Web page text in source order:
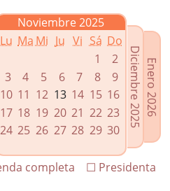
relacionados
gobierno
Noviembre 2025
Lu Ma Mi Ju Vi Sá Do
1
2
3
4 5 6 7 8
9
10 11 12 13 14 15 16
17 18 19 20 21 22 23
24 25 26 27 28 29 30
Enero 2026
Diciembre 2025
☐ Presidenta
completa